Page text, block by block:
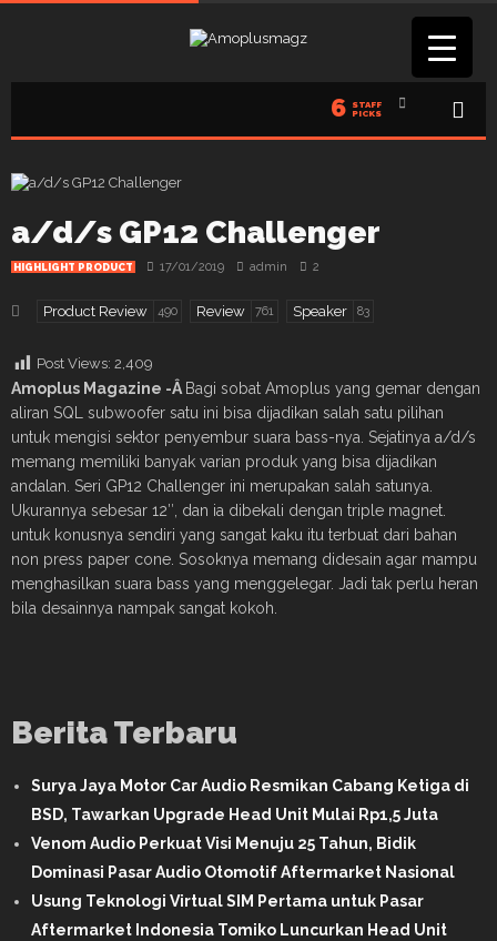
6 STAFF
PICKS
a/d/s GP12 Challenger
HIGHLIGHT PRODUCT 17/01/2019 admin 2
Product Review 490 Review 761 Speaker 83
Post Views: 2,409
Amoplus Magazine -Â Bagi sobat Amoplus yang gemar dengan
aliran SQL subwoofer satu ini bisa dijadikan salah satu pilihan
untuk mengisi sektor penyembur suara bass-nya. Sejatinya a/d/s
memang memiliki banyak varian produk yang bisa dijadikan
andalan. Seri GP12 Challenger ini merupakan salah satunya.
Ukurannya sebesar 12″, dan ia dibekali dengan triple magnet.
untuk konusnya sendiri yang sangat kaku itu terbuat dari bahan
non press paper cone. Sosoknya memang didesain agar mampu
menghasilkan suara bass yang menggelegar. Jadi tak perlu heran
bila desainnya nampak sangat kokoh.
Berita Terbaru
Surya Jaya Motor Car Audio Resmikan Cabang Ketiga di
BSD, Tawarkan Upgrade Head Unit Mulai Rp1,5 Juta
Venom Audio Perkuat Visi Menuju 25 Tahun, Bidik
Dominasi Pasar Audio Otomotif Aftermarket Nasional
Usung Teknologi Virtual SIM Pertama untuk Pasar
Aftermarket Indonesia Tomiko Luncurkan Head Unit